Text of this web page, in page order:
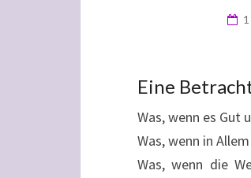
Eine
Was, wenn es Gut
Was, wenn in
Was, wenn die